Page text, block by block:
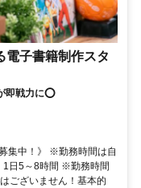
電子書籍制作スタ
即戦力に⭕️
集中！》 ※勤務時間は自
1日5～8時間 ※勤務時間
ございません！基本的